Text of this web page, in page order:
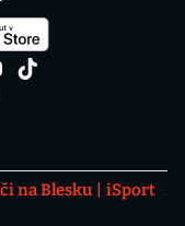
na Blesku
iSport